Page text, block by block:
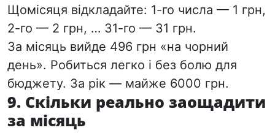
Щомісяця відкладайте: 1-го числа — 1 грн,
2-го — 2 грн, … 31-го — 31 грн.
За місяць вийде 496 грн «на чорний
день». Робиться легко і без болю для
бюджету. За рік — майже 6000 грн.
9. Скільки реально заощадити
за місяць